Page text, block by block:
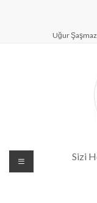
Uğur
Dijital
Reklam
Sizi